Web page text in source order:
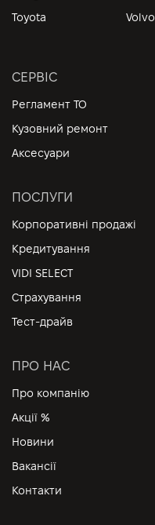
Toyota
Volvo
СЕРВІС
Регламент ТО
Кузовний ремонт
Аксесуари
ПОСЛУГИ
Корпоративні продажі
Кредитування
VIDI SELECT
Страхування
Тест-драйв
ПРО НАС
Про компанію
Акції %
Новини
Вакансії
Контакти